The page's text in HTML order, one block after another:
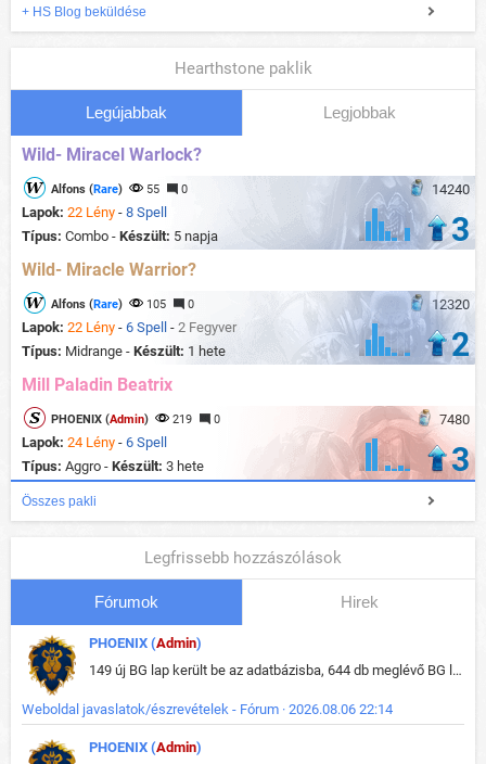
+ HS Blog beküldése
Hearthstone paklik
Legújabbak Legjobbak
Wild- Miracel Warlock?
14240
Alfons (Rare) 55 0
Lapok: 22 Lény - 8 Spell
Típus: Combo - Készült: 5 napja 3
Wild- Miracle Warrior?
12320
Alfons (Rare) 105 0
Lapok: 22 Lény - 6 Spell - 2 Fegyver
Típus: Midrange - Készült: 1 hete 2
Mill Paladin Beatrix
7480
PHOENIX (Admin) 219 0
Lapok: 24 Lény - 6 Spell
Típus: Aggro - Készült: 3 hete 3
Összes pakli
Legfrissebb hozzászólások
Fórumok Hirek
PHOENIX (Admin)
149 új BG lap került be az adatbázisba, 644 db meglévő BG lap módosult, bekerültek az új képek a megváltozott lapokhoz is.
Weboldal javaslatok/észrevételek - Fórum · 2026.08.06 22:14
PHOENIX (Admin)